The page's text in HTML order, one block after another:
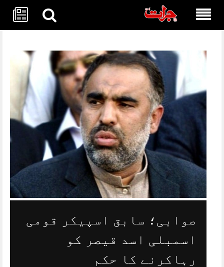
صوابی؛ سابق اسپیکر قومی
اسمبلی اسد قیصر کو
رہاکرنے کا حکم